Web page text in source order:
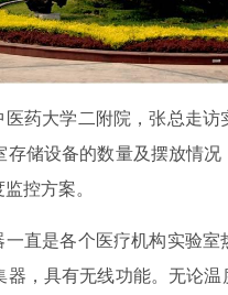
大学二附院，张总走访
储设备的数量及摆放情
控方案。
是各个医疗机构实验室
，具有无线功能。无论